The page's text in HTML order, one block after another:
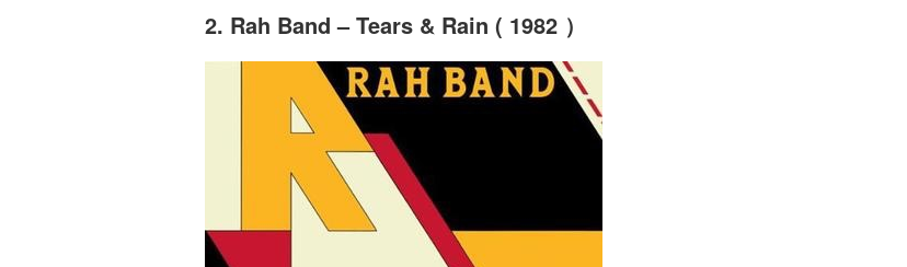
2. Rah Band – Tears & Rain ( 1982 ）